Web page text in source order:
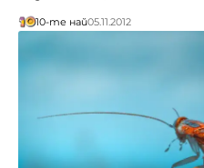
10-те най05.11.2012